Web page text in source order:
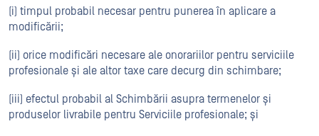
(i) timpul probabil necesar pentru punerea în aplicare a
modificării;
(ii) orice modificări necesare ale onorariilor pentru serviciile
profesionale și ale altor taxe care decurg din schimbare;
(iii) efectul probabil al Schimbării asupra termenelor și
produselor livrabile pentru Serviciile profesionale; și